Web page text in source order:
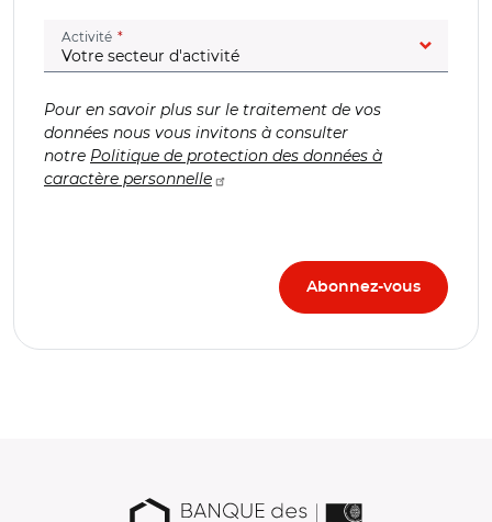
Activité (champ obligatoire)
Pour en savoir plus sur le traitement de vos
données nous vous invitons à consulter
notre Politique de protection des données à
caractère personnelle